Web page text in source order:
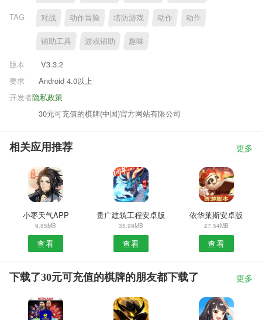
TAG 对战 动作冒险 塔防游戏 动作 动作
辅助工具 游戏辅助 趣味
版本
V3.3.2
要求
Android 4.0以上
隐私政策
开发者
30元可充值的棋牌(中国)官方网站有限公司
相关应用推荐 更多
小枣天气APP
9.85MB
查看
贵广建筑工程安卓版
35.99MB
查看
依华莱斯安卓版
27.54MB
查看
下载了30元可充值的棋牌的朋友都下载了 更多